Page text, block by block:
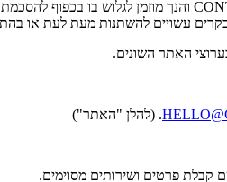
והנך מוזמן לגלוש בו בכפוף
עשויים להשתנות מעת לעת או
האתר השונים.
. (להלן "האתר")